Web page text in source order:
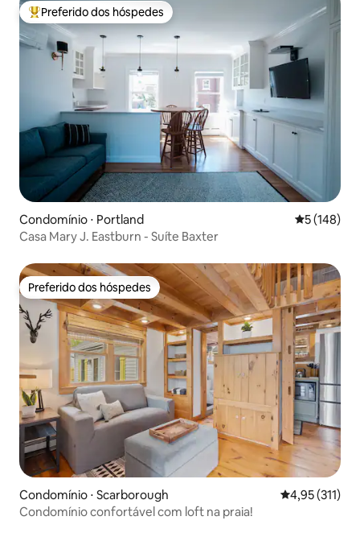
Entre os melhores preferidos dos hóspedes
Preferido dos hóspedes
Condomínio ⋅ Portland 5 de uma
5 (148)
Casa Mary J. Eastburn - Suíte Baxter
Preferido dos hóspedes
Preferido dos hóspedes
Condomínio ⋅ Scarborough 4,95 de uma
4,95 (311)
Condomínio confortável com loft na praia!